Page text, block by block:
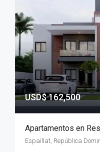
USD$ 162,500
Apartamentos en
Espaillat, República